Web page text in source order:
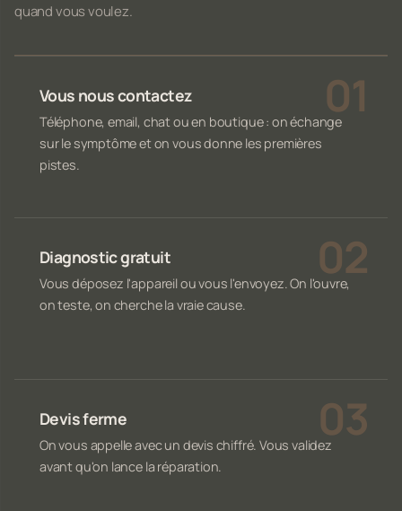
quand vous voulez.
Vous nous contactez
Téléphone, email, chat ou en boutique : on échange
sur le symptôme et on vous donne les premières
pistes.
Diagnostic gratuit
Vous déposez l'appareil ou vous l'envoyez. On l'ouvre,
on teste, on cherche la vraie cause.
Devis ferme
On vous appelle avec un devis chiffré. Vous validez
avant qu'on lance la réparation.